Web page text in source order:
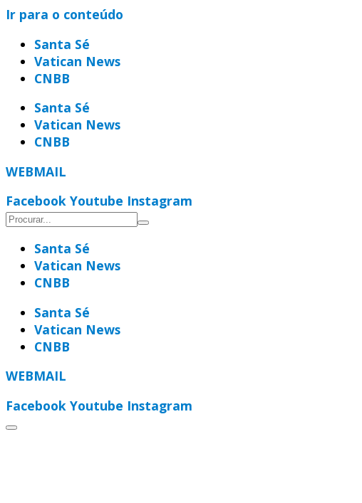
Ir para o conteúdo
Santa Sé
Vatican News
CNBB
Santa Sé
Vatican News
CNBB
WEBMAIL
Facebook Youtube Instagram
Santa Sé
Vatican News
CNBB
Santa Sé
Vatican News
CNBB
WEBMAIL
Facebook Youtube Instagram